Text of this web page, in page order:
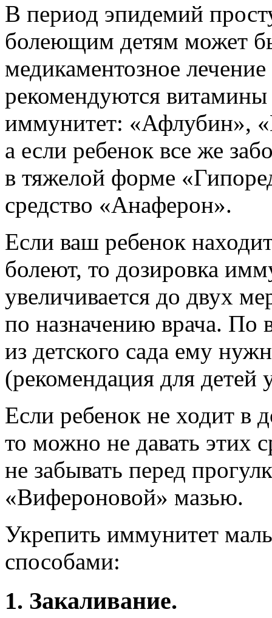
В период эпидемий
болеющим детям может
медикаментозное
рекомендуются
иммунитет: «Афлубин»,
а если ребенок все же
в тяжелой форме
средство «Анаферон».
Если ваш ребенок
болеют, то дозировка
увеличивается до двух
по назначению врача. По
из детского сада ему
(рекомендация для
Если ребенок не ходит в
то можно не давать этих
не забывать перед
«Вифероновой» мазью.
Укрепить иммунитет
способами:
1. Закаливание.